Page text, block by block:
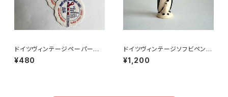
ドイツヴィンテージペーパーコ
ースター鉄道4枚組
¥480
ドイツヴィンテージソフビペンギ
ンの親子
¥1,200